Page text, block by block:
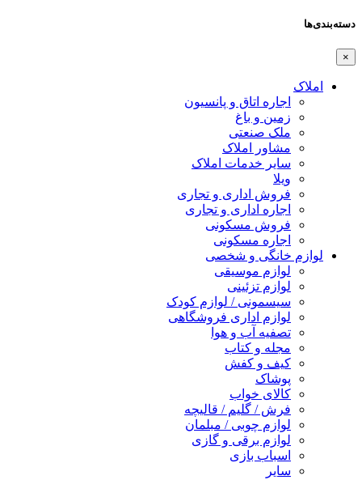
دسته‌بندی‌ها
×
املاک
اجاره اتاق و پانسیون
زمین و باغ
ملک صنعتی
مشاور املاک
سایر خدمات املاک
ویلا
فروش اداری و تجاری
اجاره اداری و تجاری
فروش مسکونی
اجاره مسکونی
لوازم خانگی و شخصی
لوازم موسیقی
لوازم تزئینی
سیسمونی / لوازم کودک
لوازم اداری فروشگاهی
تصفیه آب و هوا
مجله و کتاب
کیف و کفش
پوشاک
کالای خواب
فرش / گلیم / قالیچه
لوازم چوبی / مبلمان
لوازم برقی و گازی
اسباب بازی
سایر